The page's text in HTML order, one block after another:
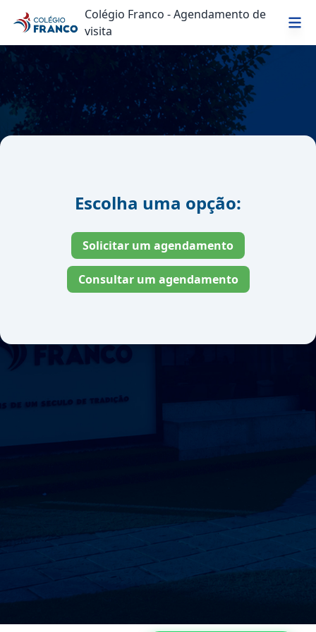
Colégio Franco - Agendamento de
visita
Escolha uma opção:
Solicitar um agendamento
Consultar um agendamento